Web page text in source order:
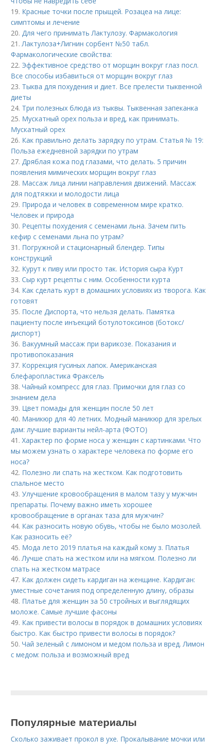
19. Красные точки после прыщей. Розацеа на лице:
симптомы и лечение
20.Для чего принимать Лактулозу. Фармакология
21.Лактулоза+Лигнин сорбент №50 табл.
Фармакологические свойства:
22. Эффективное средство от морщин вокруг глаз посл.
Все способы избавиться от морщин вокруг глаз
23. Тыква для похудения и диет. Все прелести тыквенной
диеты
24. Три полезных блюда из тыквы. Тыквенная запеканка
25. Мускатный орех польза и вред, как принимать.
Мускатный орех
26. Как правильно делать зарядку по утрам. Статья № 19:
Польза ежедневной зарядки по утрам
27.Дряблая кожа под глазами, что делать. 5 причин
появления мимических морщин вокруг глаз
28. Массаж лица линии направления движений. Массаж
для подтяжки и молодости лица
29. Природа и человек в современном мире кратко.
Человек и природа
30. Рецепты похудения с семенами льна. Зачем пить
кефир с семенами льна по утрам?
31. Погружной и стационарный блендер. Типы
конструкций
32. Курут к пиву или просто так. История сыра Курт
33.Сыр курт рецепты с ним. Особенности курта
34. Как сделать курт в домашних условиях из творога. Как
готовят
35. После Диспорта, что нельзя делать. Памятка
пациенту после инъекций ботулотоксинов (ботокс/
диспорт)
36. Вакуумный массаж при варикозе. Показания и
противопоказания
37. Коррекция гусиных лапок. Американская
блефаропластика Фраксель
38.Чайный компресс для глаз. Примочки для глаз со
знанием дела
39. Цвет помады для женщин после 50 лет
40. Маникюр для 40 летних. Модный маникюр для зрелых
дам: лучшие варианты нейл-арта (ФОТО)
41.Характер по форме носа у женщин с картинками. Что
мы можем узнать о характере человека по форме его
носа?
42. Полезно ли спать на жестком. Как подготовить
спальное место
43.Улучшение кровообращения в малом тазу у мужчин
препараты. Почему важно иметь хорошее
кровообращение в органах таза для мужчин?
44. Как разносить новую обувь, чтобы не было мозолей.
Как разносить её?
45. Мода лето 2019 платья на каждый кому з. Платья
46.Лучше спать на жестком или на мягком. Полезно ли
спать на жестком матрасе
47. Как должен сидеть кардиган на женщине. Кардиган:
уместные сочетания под определенную длину, образы
48. Платье для женщин за 50 стройных и выглядящих
моложе. Самые лучшие фасоны
49. Как привести волосы в порядок в домашних условиях
быстро. Как быстро привести волосы в порядок?
50.Чай зеленый с лимоном и медом польза и вред. Лимон
с медом: польза и возможный вред
Популярные материалы
Сколько заживает прокол в ухе. Прокалывание мочки или